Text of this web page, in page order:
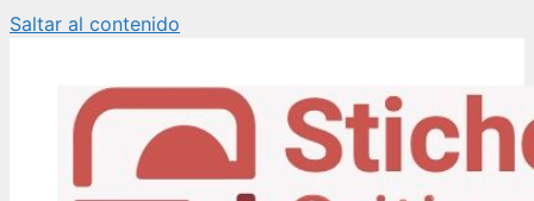
Saltar al contenido